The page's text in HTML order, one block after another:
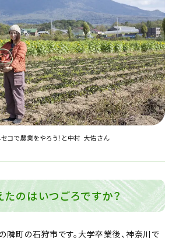
コで農業をやろう！と中村 大佑さん
のはいつごろですか？
隣町の石狩市です。大学卒業後、神奈川で